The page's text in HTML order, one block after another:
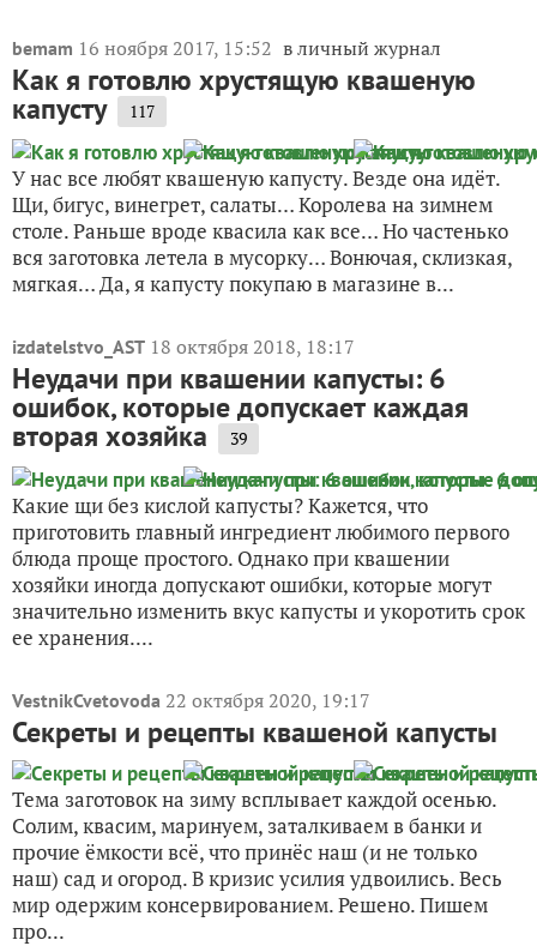
bemam 16 ноября 2017, 15:52 в личный журнал
Как я готовлю хрустящую квашеную
капусту 117
У нас все любят квашеную капусту. Везде она идёт.
Щи, бигус, винегрет, салаты… Королева на зимнем
столе. Раньше вроде квасила как все… Но частенько
вся заготовка летела в мусорку… Вонючая, склизкая,
мягкая… Да, я капусту покупаю в магазине в...
izdatelstvo_AST 18 октября 2018, 18:17
Неудачи при квашении капусты: 6
ошибок, которые допускает каждая
вторая хозяйка 39
Какие щи без кислой капусты? Кажется, что
приготовить главный ингредиент любимого первого
блюда проще простого. Однако при квашении
хозяйки иногда допускают ошибки, которые могут
значительно изменить вкус капусты и укоротить срок
ее хранения....
VestnikCvetovoda 22 октября 2020, 19:17
Секреты и рецепты квашеной капусты
Тема заготовок на зиму всплывает каждой осенью.
Солим, квасим, маринуем, заталкиваем в банки и
прочие ёмкости всё, что принёс наш (и не только
наш) сад и огород. В кризис усилия удвоились. Весь
мир одержим консервированием. Решено. Пишем
про...